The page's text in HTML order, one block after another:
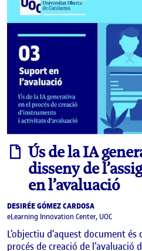
informe
Ús de la IA
disseny de
en l’avaluació
DESIRÉE GÓMEZ CARDOSA
eLearning Innovation Center, UOC
L’objectiu d’aquest document
procés de creació de l’avaluació